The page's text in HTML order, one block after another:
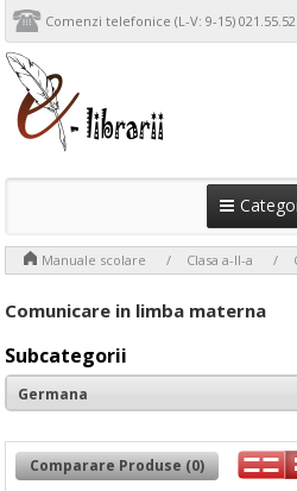
Comenzi telefonice (L-V: 9-15)
Manuale scolare Clasa a-II-a
Comunicare in limba materna
Subcategorii
Germana
Comparare Produse (0)